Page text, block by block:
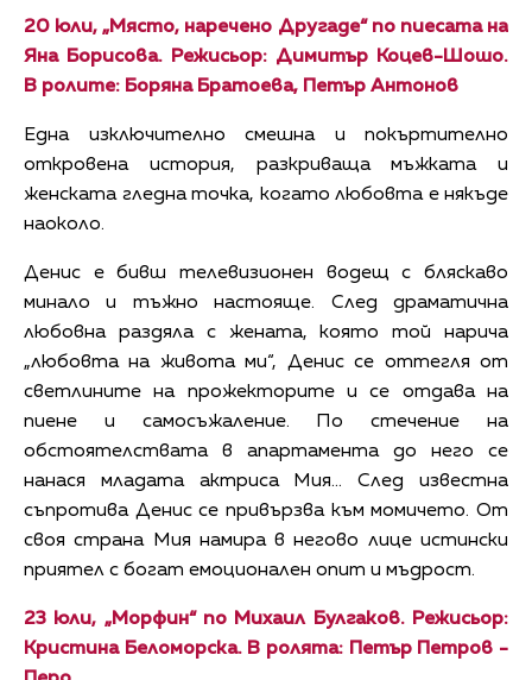
20 юли, „Място, наречено Другаде“ по пиесата на
Яна Борисова. Режисьор: Димитър Коцев-Шошо.
В ролите: Боряна Братоева, Петър Антонов
Една изключително смешна и покъртително
откровена история, разкриваща мъжката и
женската гледна точка, когато любовта е някъде
наоколо.
Денис е бивш телевизионен водещ с бляскаво
минало и тъжно настояще. След драматична
любовна раздяла с жената, която той нарича
„любовта на живота ми“, Денис се оттегля от
светлините на прожекторите и се отдава на
пиене и самосъжаление. По стечение на
обстоятелствата в апартамента до него се
нанася младата актриса Мия... След известна
съпротива Денис се привързва към момичето. От
своя страна Мия намира в негово лице истински
приятел с богат емоционален опит и мъдрост.
23 юли, „Морфин“ по Михаил Булгаков. Режисьор:
Кристина Беломорска. В ролята: Петър Петров -